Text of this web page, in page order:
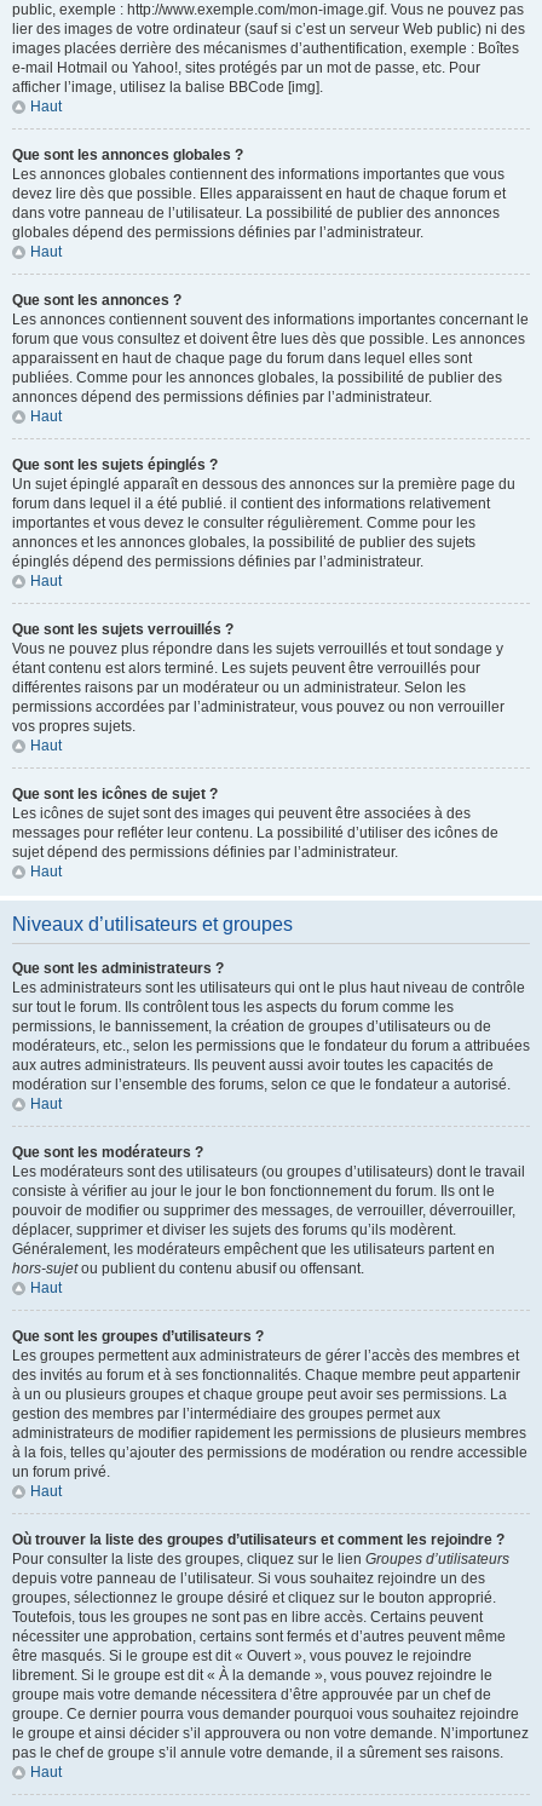
public, exemple : http://www.exemple.com/mon-image.gif. Vous ne pouvez pas
lier des images de votre ordinateur (sauf si c’est un serveur Web public) ni des
images placées derrière des mécanismes d’authentification, exemple : Boîtes
e-mail Hotmail ou Yahoo!, sites protégés par un mot de passe, etc. Pour
afficher l’image, utilisez la balise BBCode [img].
Haut
Que sont les annonces globales ?
Les annonces globales contiennent des informations importantes que vous
devez lire dès que possible. Elles apparaissent en haut de chaque forum et
dans votre panneau de l’utilisateur. La possibilité de publier des annonces
globales dépend des permissions définies par l’administrateur.
Haut
Que sont les annonces ?
Les annonces contiennent souvent des informations importantes concernant le
forum que vous consultez et doivent être lues dès que possible. Les annonces
apparaissent en haut de chaque page du forum dans lequel elles sont
publiées. Comme pour les annonces globales, la possibilité de publier des
annonces dépend des permissions définies par l’administrateur.
Haut
Que sont les sujets épinglés ?
Un sujet épinglé apparaît en dessous des annonces sur la première page du
forum dans lequel il a été publié. il contient des informations relativement
importantes et vous devez le consulter régulièrement. Comme pour les
annonces et les annonces globales, la possibilité de publier des sujets
épinglés dépend des permissions définies par l’administrateur.
Haut
Que sont les sujets verrouillés ?
Vous ne pouvez plus répondre dans les sujets verrouillés et tout sondage y
étant contenu est alors terminé. Les sujets peuvent être verrouillés pour
différentes raisons par un modérateur ou un administrateur. Selon les
permissions accordées par l’administrateur, vous pouvez ou non verrouiller
vos propres sujets.
Haut
Que sont les icônes de sujet ?
Les icônes de sujet sont des images qui peuvent être associées à des
messages pour refléter leur contenu. La possibilité d’utiliser des icônes de
sujet dépend des permissions définies par l’administrateur.
Haut
Niveaux d’utilisateurs et groupes
Que sont les administrateurs ?
Les administrateurs sont les utilisateurs qui ont le plus haut niveau de contrôle
sur tout le forum. Ils contrôlent tous les aspects du forum comme les
permissions, le bannissement, la création de groupes d’utilisateurs ou de
modérateurs, etc., selon les permissions que le fondateur du forum a attribuées
aux autres administrateurs. Ils peuvent aussi avoir toutes les capacités de
modération sur l’ensemble des forums, selon ce que le fondateur a autorisé.
Haut
Que sont les modérateurs ?
Les modérateurs sont des utilisateurs (ou groupes d’utilisateurs) dont le travail
consiste à vérifier au jour le jour le bon fonctionnement du forum. Ils ont le
pouvoir de modifier ou supprimer des messages, de verrouiller, déverrouiller,
déplacer, supprimer et diviser les sujets des forums qu’ils modèrent.
Généralement, les modérateurs empêchent que les utilisateurs partent en
hors-sujetou publient du contenu abusif ou offensant.
Haut
Que sont les groupes d’utilisateurs ?
Les groupes permettent aux administrateurs de gérer l’accès des membres et
des invités au forum et à ses fonctionnalités. Chaque membre peut appartenir
à un ou plusieurs groupes et chaque groupe peut avoir ses permissions. La
gestion des membres par l’intermédiaire des groupes permet aux
administrateurs de modifier rapidement les permissions de plusieurs membres
à la fois, telles qu’ajouter des permissions de modération ou rendre accessible
un forum privé.
Haut
Où trouver la liste des groupes d’utilisateurs et comment les rejoindre ?
Pour consulter la liste des groupes, cliquez sur le lien Groupes d’utilisateurs
depuis votre panneau de l’utilisateur. Si vous souhaitez rejoindre un des
groupes, sélectionnez le groupe désiré et cliquez sur le bouton approprié.
Toutefois, tous les groupes ne sont pas en libre accès. Certains peuvent
nécessiter une approbation, certains sont fermés et d’autres peuvent même
être masqués. Si le groupe est dit « Ouvert », vous pouvez le rejoindre
librement. Si le groupe est dit « À la demande », vous pouvez rejoindre le
groupe mais votre demande nécessitera d’être approuvée par un chef de
groupe. Ce dernier pourra vous demander pourquoi vous souhaitez rejoindre
le groupe et ainsi décider s’il approuvera ou non votre demande. N’importunez
pas le chef de groupe s’il annule votre demande, il a sûrement ses raisons.
Haut